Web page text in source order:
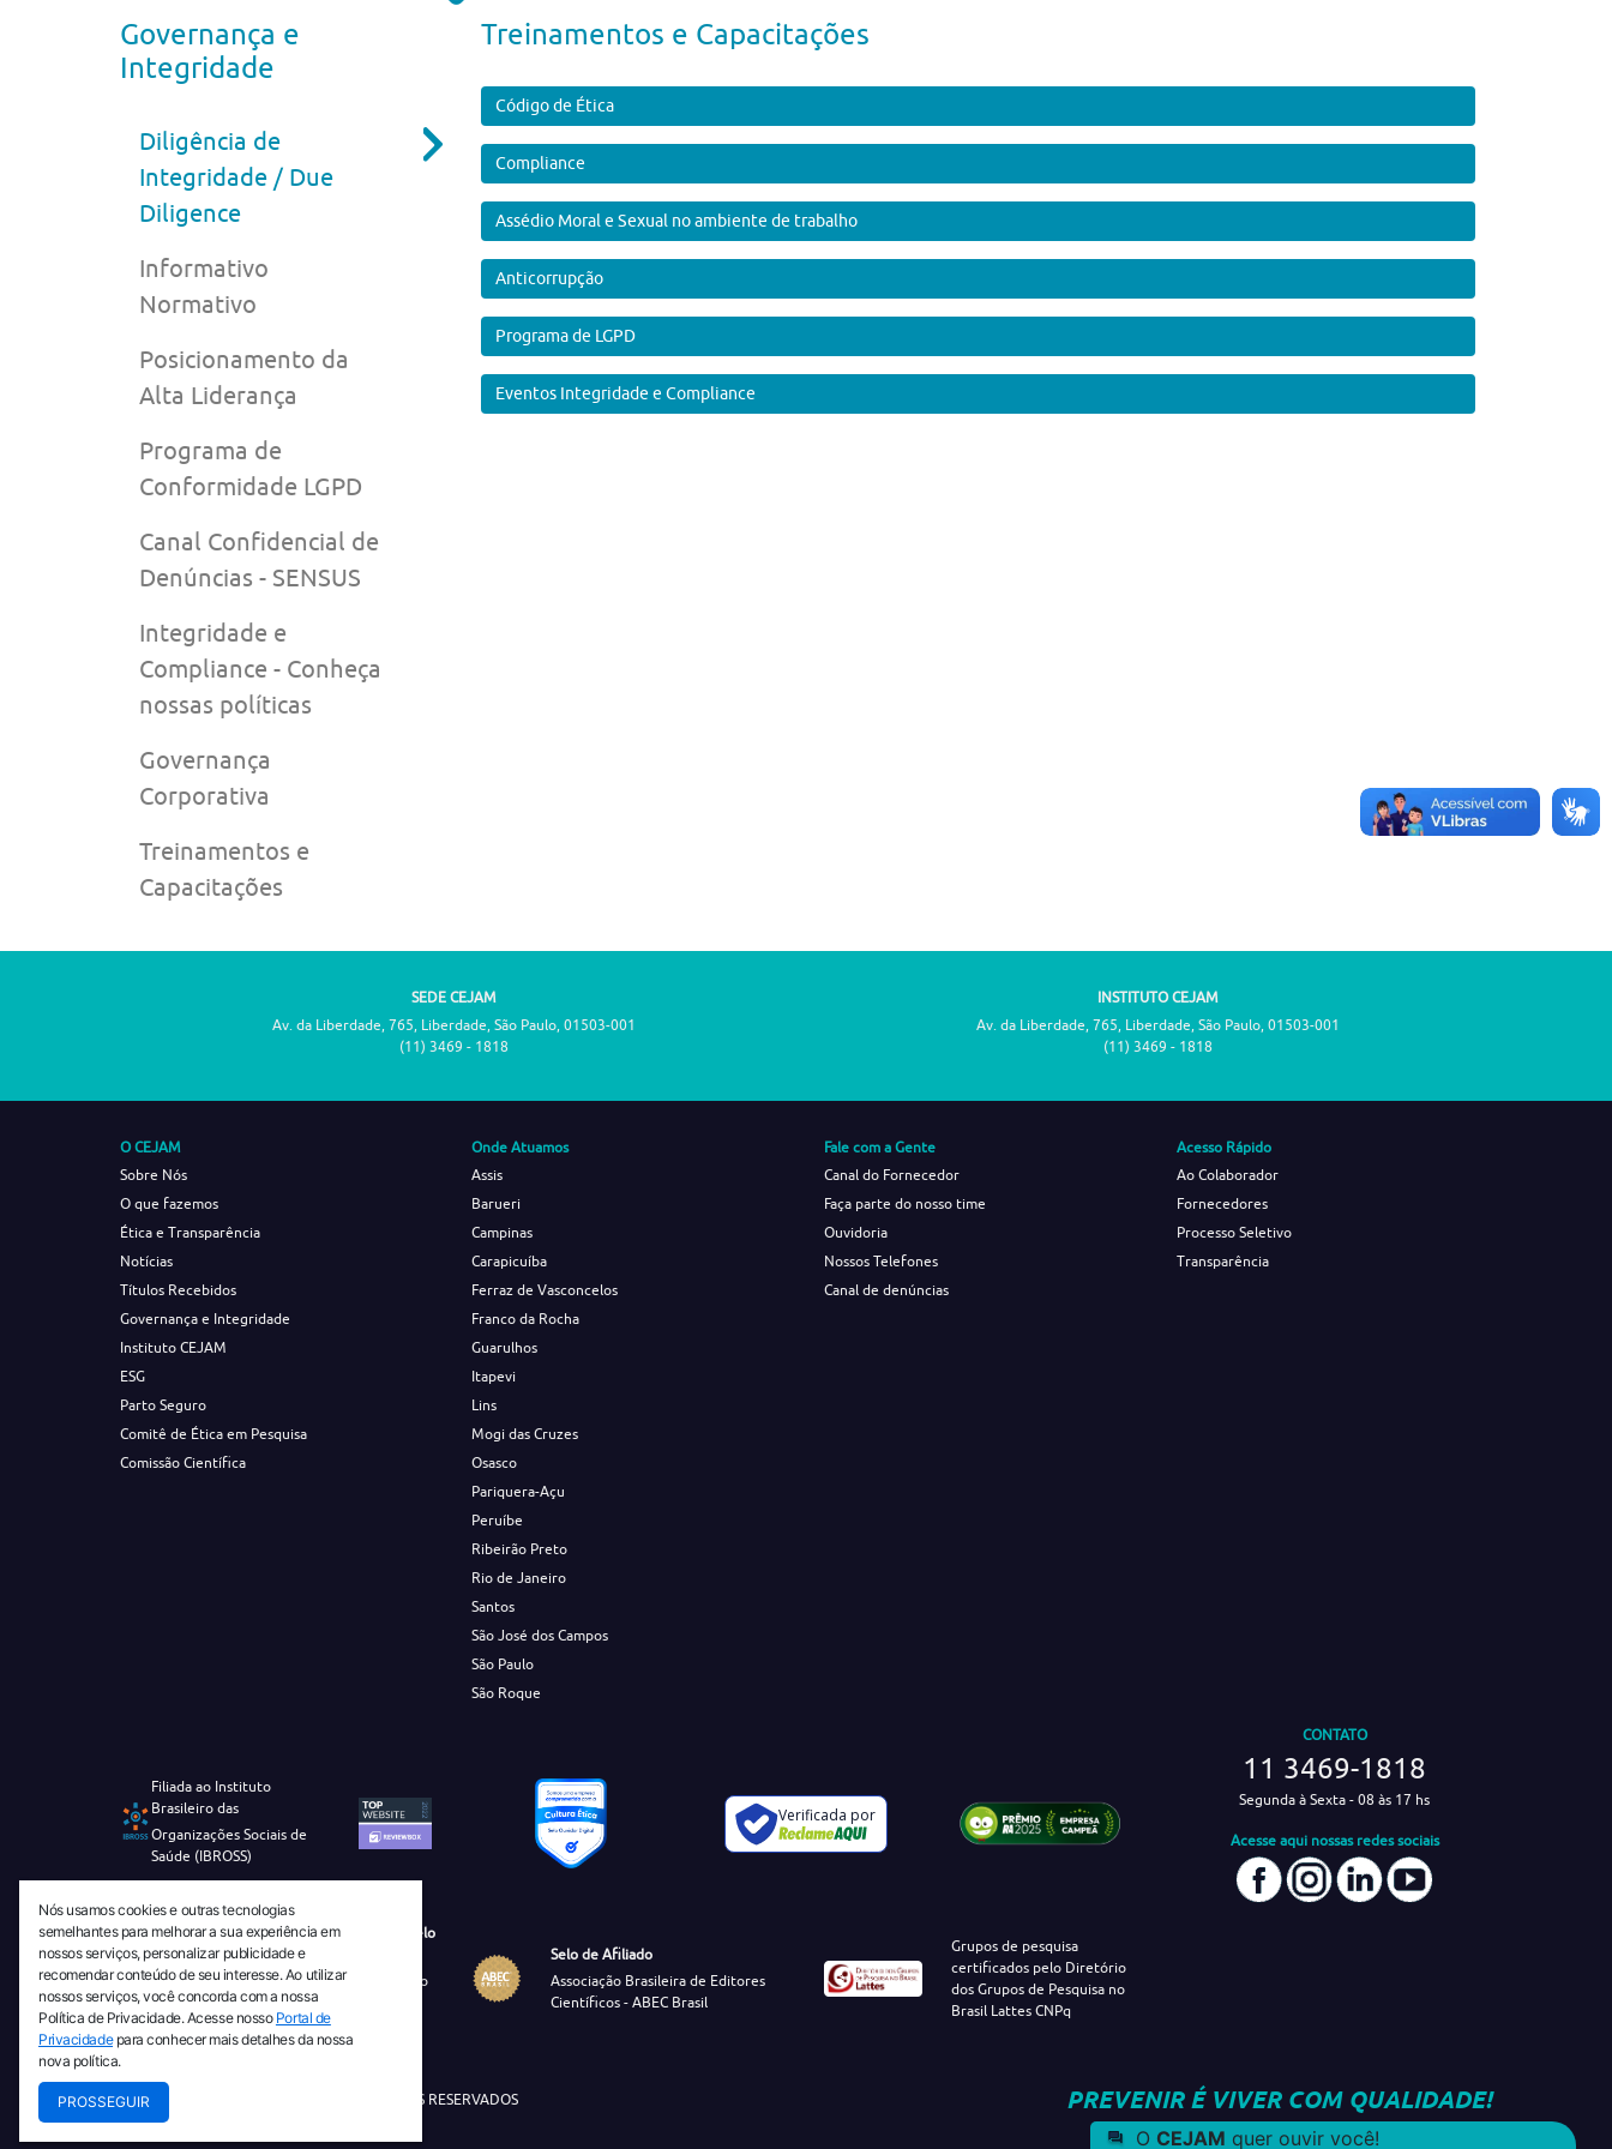
Governança e
Integridade
Diligência de
Integridade / Due
Diligence
Informativo
Normativo
Posicionamento da
Alta Liderança
Programa de
Conformidade LGPD
Canal Confidencial de
Denúncias - SENSUS
Integridade e
Compliance - Conheça
nossas políticas
Governança
Corporativa
Treinamentos e
Capacitações
Treinamentos e Capacitações
Código de Ética
Compliance
Assédio Moral e Sexual no ambiente de trabalho
Anticorrupção
Programa de LGPD
Eventos Integridade e Compliance
SEDE CEJAM
Av. da Liberdade, 765, Liberdade, São Paulo, 01503-001
(11) 3469 - 1818
INSTITUTO CEJAM
Av. da Liberdade, 765, Liberdade, São Paulo, 01503-001
(11) 3469 - 1818
O CEJAM
Sobre Nós
O que fazemos
Ética e Transparência
Notícias
Títulos Recebidos
Governança e Integridade
Instituto CEJAM
ESG
Parto Seguro
Comitê de Ética em Pesquisa
Comissão Científica
Onde Atuamos
Assis
Barueri
Campinas
Carapicuíba
Ferraz de Vasconcelos
Franco da Rocha
Guarulhos
Itapevi
Lins
Mogi das Cruzes
Osasco
Pariquera-Açu
Peruíbe
Ribeirão Preto
Rio de Janeiro
Santos
São José dos Campos
São Paulo
São Roque
Fale com a Gente
Canal do Fornecedor
Faça parte do nosso time
Ouvidoria
Nossos Telefones
Canal de denúncias
Acesso Rápido
Ao Colaborador
Fornecedores
Processo Seletivo
Transparência
Filiada ao Instituto
Brasileiro das
Organizações Sociais de
Saúde (IBROSS)
Verificada por
CONTATO
11 3469-1818
Segunda à Sexta - 08 às 17 hs
Acesse aqui nossas redes sociais
Revista Tecnico-Cientifica CEJAM Selo
Diamante de Ciência Aberta
Diretório Migulim Instituto Brasileiro
de Informação em Ciência e
Tecnologia - IBICT
Selo de Afiliado
Associação Brasileira de Editores
Científicos - ABEC Brasil
Grupos de pesquisa
certificados pelo Diretório
dos Grupos de Pesquisa no
Brasil Lattes CNPq
© 2026 TODOS OS DIREITOS RESERVADOS PREVENIR É VIVER COM QUALIDADE!
Nós usamos cookies e outras tecnologias
semelhantes para melhorar a sua experiência em
nossos serviços, personalizar publicidade e
recomendar conteúdo de seu interesse. Ao utilizar
nossos serviços, você concorda com a nossa
Política de Privacidade. Acesse nosso Portal de
Privacidadepara conhecer mais detalhes da nossa
nova política.
PROSSEGUIR
O CEJAM quer ouvir você!